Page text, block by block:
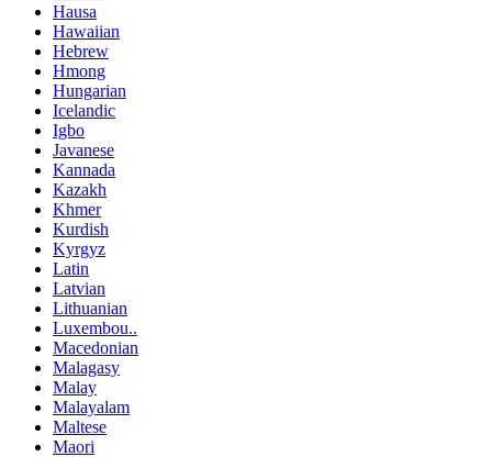
Hausa
Hawaiian
Hebrew
Hmong
Hungarian
Icelandic
Igbo
Javanese
Kannada
Kazakh
Khmer
Kurdish
Kyrgyz
Latin
Latvian
Lithuanian
Luxembou..
Macedonian
Malagasy
Malay
Malayalam
Maltese
Maori